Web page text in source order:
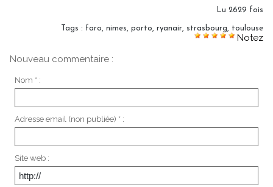
Lu 2629 fois
Tags : faro nimes porto ryanair strasbourg toulouse
Notez
Nouveau commentaire :
Nom * :
Adresse email (non publiée) * :
Site web :